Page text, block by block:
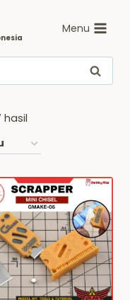
Menu
Cari
hasil
menurut
terbaru